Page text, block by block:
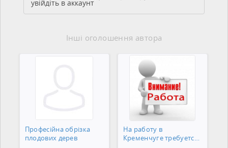
увійдіть в аккаунт
Інші оголошення автора
Професійна обрізка
плодових дерев
На работу в
Кременчуге требуется